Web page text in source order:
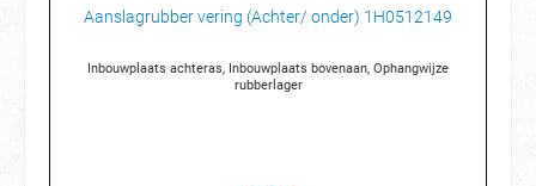
Aanslagrubber vering (Achter/ onder) 1H0512149
Inbouwplaats achteras, Inbouwplaats bovenaan, Ophangwijze
rubberlager